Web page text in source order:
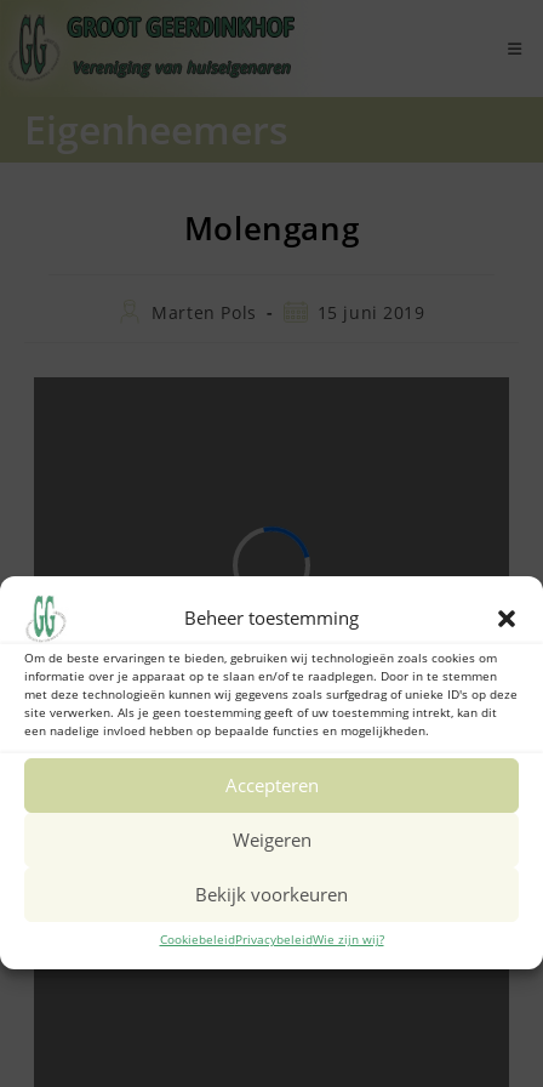
Beheer toestemming
Om de beste ervaringen te bieden, gebruiken wij technologieën zoals cookies om
informatie over je apparaat op te slaan en/of te raadplegen. Door in te stemmen
met deze technologieën kunnen wij gegevens zoals surfgedrag of unieke ID's op deze
site verwerken. Als je geen toestemming geeft of uw toestemming intrekt, kan dit
een nadelige invloed hebben op bepaalde functies en mogelijkheden.
Accepteren
Weigeren
Bekijk voorkeuren
CookiebeleidPrivacybeleidWie zijn wij?
naar
inhoud
Eigenheemers
Molengang
BerichtMarten Pols
Bericht15 juni 2019